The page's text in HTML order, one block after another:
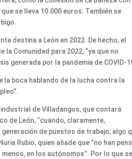
se lleva 10.000 euros. También se
destina a León en 2022. De hecho, el
Comunidad para 2022, “ya que no
generada por la pandemia de COVID-
boca hablando de la lucha contra la
de Villadangos, que contará
de León, “cuando, claramente,
de puestos de trabajo, algo
Rubio, quien añade que “no han
en los autónomos”. Por lo que